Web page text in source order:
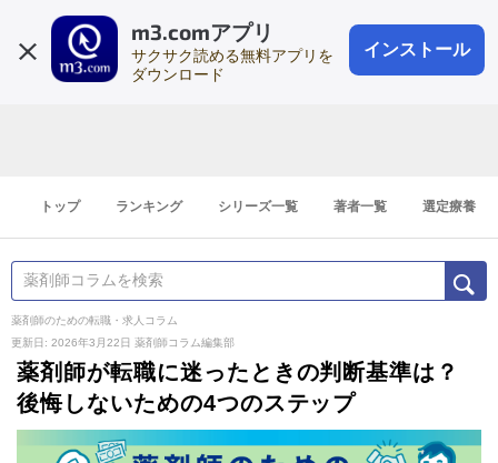
m3.comアプリ
サクサク読める無料アプリを
ダウンロード
インストール
会員登録
登録1分
トップ ランキング シリーズ一覧 著者一覧 選定療養
薬剤師のための転職・求人コラム
更新日: 2026年3月22日 薬剤師コラム編集部
薬剤師が転職に迷ったときの判断基準は？
後悔しないための4つのステップ